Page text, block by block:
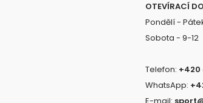
OTEVÍRACÍ
Pondělí -
Sobota - 9-12
Telefon: +420
WhatsApp: